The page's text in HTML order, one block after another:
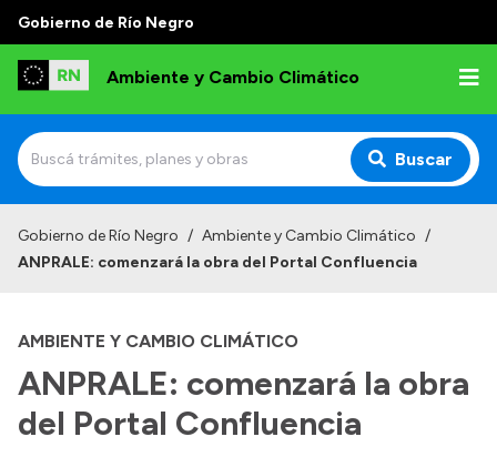
Gobierno de Río Negro
Ambiente y Cambio Climático
Buscar
Autoridades
Normativa
Gobierno de Río Negro / Ambiente y Cambio Climático /
ANPRALE: comenzará la obra del Portal Confluencia
AMBIENTE Y CAMBIO CLIMÁTICO
ANPRALE: comenzará la obra
del Portal Confluencia